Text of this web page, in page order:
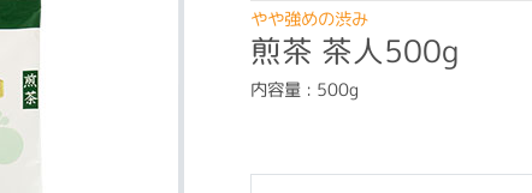
やや強めの渋み
煎茶 茶人500g
内容量 : 500g